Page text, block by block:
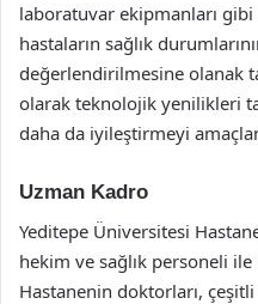
laboratuvar ekipmanları
hastaların sağlık
değerlendirilmesine olanak
olarak teknolojik yenilikleri
daha da iyileştirmeyi
Uzman Kadro
Yeditepe Üniversitesi
hekim ve sağlık personeli
Hastanenin doktorları,